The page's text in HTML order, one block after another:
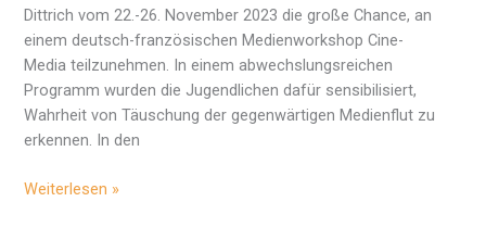
Dittrich vom 22.-26. November 2023 die große Chance, an
einem deutsch-französischen Medienworkshop Cine-
Media teilzunehmen. In einem abwechslungsreichen
Programm wurden die Jugendlichen dafür sensibilisiert,
Wahrheit von Täuschung der gegenwärtigen Medienflut zu
erkennen. In den
Filmprojekt
Weiterlesen »